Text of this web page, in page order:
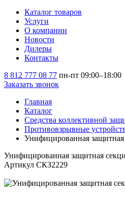
Каталог товаров
Услуги
О компании
Новости
Дилеры
Контакты
8 812 777 08 77 пн-пт 09:00–18:00
Заказать звонок
Главная
Каталог
Средства коллективной
Противовзрывные
Унифицированная защитная
Унифицированная защитная
Артикул СКЗ2229